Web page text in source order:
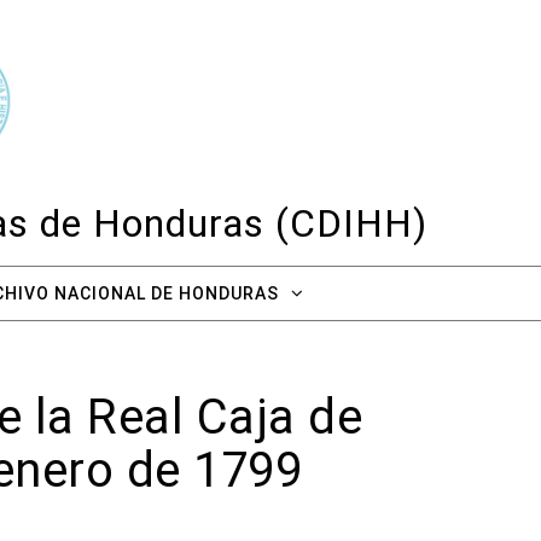
de Honduras (CDIHH)
NACIONAL DE HONDURAS
la Real Caja de
de 1799